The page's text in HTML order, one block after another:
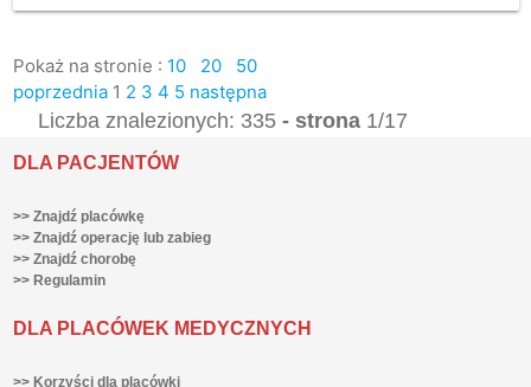
Pokaż na stronie : 10 20
50
poprzednia 1 2 3 4 5 następna
Liczba znalezionych: 335- strona 1/17
DLA PACJENTÓW
>> Znajdź placówkę
>> Znajdź operację lub zabieg
>> Znajdź chorobę
>> Regulamin
DLA PLACÓWEK MEDYCZNYCH
>> Korzyści dla placówki